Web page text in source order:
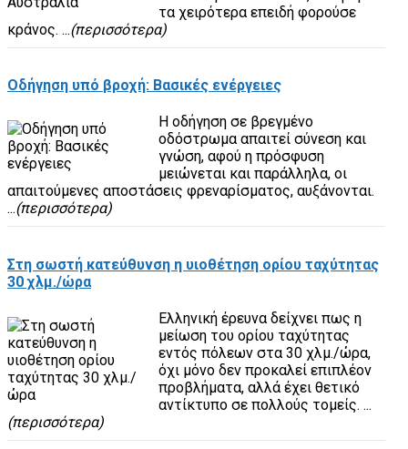
τα χειρότερα επειδή φορούσε
κράνος. ...(περισσότερα)
Οδήγηση υπό βροχή: Βασικές ενέργειες
Η οδήγηση σε βρεγμένο
οδόστρωμα απαιτεί σύνεση και
γνώση, αφού η πρόσφυση
μειώνεται και παράλληλα, οι
απαιτούμενες αποστάσεις φρεναρίσματος, αυξάνονται.
...(περισσότερα)
Στη σωστή κατεύθυνση η υιοθέτηση ορίου ταχύτητας
30 χλμ./ώρα
Ελληνική έρευνα δείχνει πως η
μείωση του ορίου ταχύτητας
εντός πόλεων στα 30 χλμ./ώρα,
όχι μόνο δεν προκαλεί επιπλέον
προβλήματα, αλλά έχει θετικό
αντίκτυπο σε πολλούς τομείς. ...
(περισσότερα)